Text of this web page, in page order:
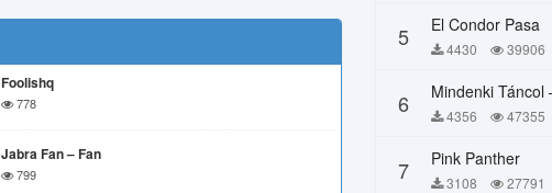
Foolishq
778
Jabra Fan – Fan
799
5 El Condor Pasa
4430 39906
6 4356 47355
7 Pink Panther
3108 27791